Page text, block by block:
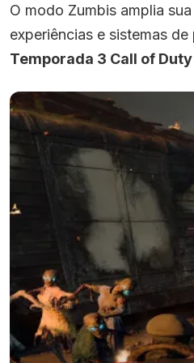
O modo Zumbis amplia
experiências e sistemas
Temporada 3 Call of